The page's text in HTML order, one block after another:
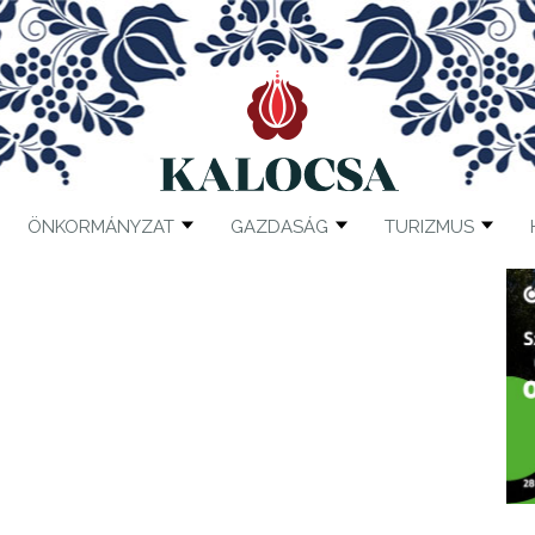
ÖNKORMÁNYZAT GAZDASÁG TURIZMUS